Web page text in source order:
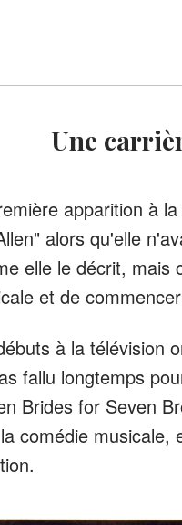
Une
apparition à
alors qu'elle
elle le décrit, mais
et de
à la télévision
fallu longtemps
Brides for Seven
comédie musicale,